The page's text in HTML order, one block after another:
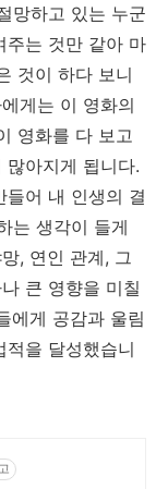
망하고 있는 누군
주는 것만 같아 마
것이 하다 보니
게는 이 영화의
영화를 다 보고
아지게 됩니다.
들어 내 인생의 결
는 생각이 들게
, 연인 관계, 그
큰 영향을 미칠
에게 공감과 울림
을 달성했습니